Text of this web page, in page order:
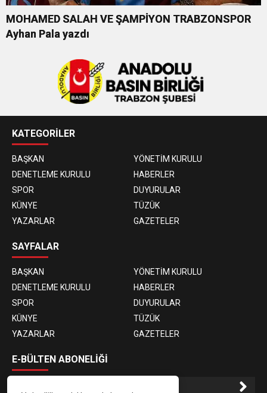
MOHAMED SALAH VE ŞAMPİYON TRABZONSPOR
Ayhan Pala yazdı
KATEGORİLER
BAŞKAN
YÖNETİM KURULU
DENETLEME KURULU
HABERLER
SPOR
DUYURULAR
KÜNYE
TÜZÜK
YAZARLAR
GAZETELER
SAYFALAR
BAŞKAN
YÖNETİM KURULU
DENETLEME KURULU
HABERLER
SPOR
DUYURULAR
KÜNYE
TÜZÜK
YAZARLAR
GAZETELER
E-BÜLTEN ABONELİĞİ